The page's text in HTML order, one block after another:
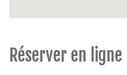
Réserver en ligne